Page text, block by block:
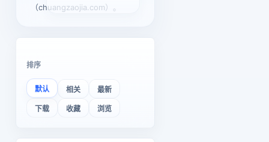
（chuangzaojia.com）。
排序
默认 相关 最新
下载 收藏 浏览